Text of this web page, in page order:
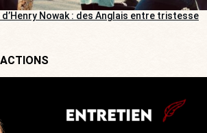
d’Henry Nowak : des Anglais entre tristesse